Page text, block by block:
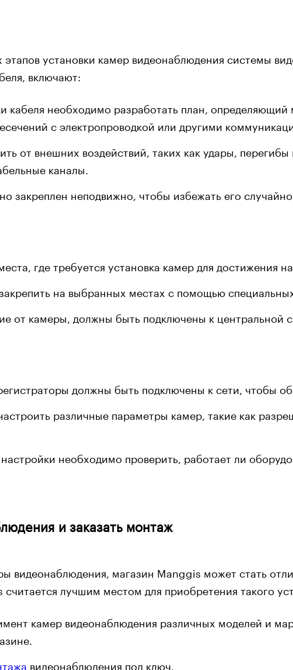
установки камер видеонаблюдения системы
включают:
кабеля необходимо разработать план, определяющий
с электропроводкой или другими
от внешних воздействий, таких как удары,
каналы.
закреплен неподвижно, чтобы избежать его
где требуется установка камер для достижения
на выбранных местах с помощью
от камеры, должны быть подключены к центральной
должны быть подключены к сети, чтобы
различные параметры камер, такие как
необходимо проверить, работает ли
и заказать монтаж
видеонаблюдения, магазин Manggis может стать
лучшим местом для приобретения такого
камер видеонаблюдения различных моделей и
видеонаблюдения под ключ.